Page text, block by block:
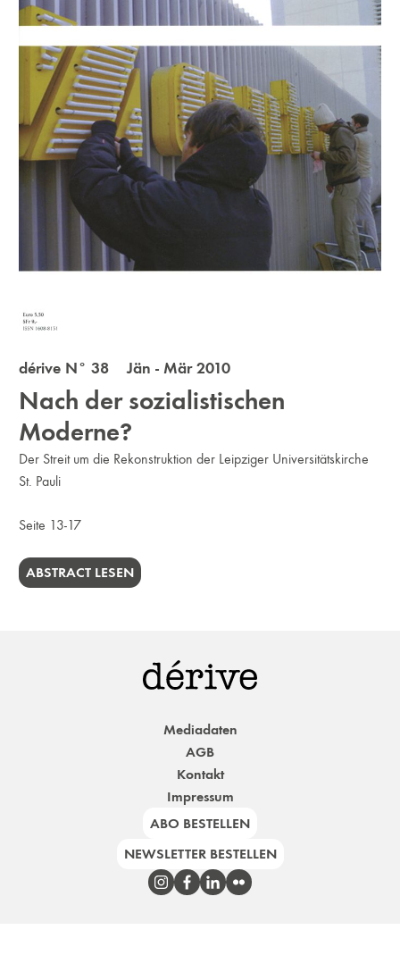
dérive N° 38 Jän - Mär 2010
Nach der sozialistischen
Moderne?
Der Streit um die Rekonstruktion der Leipziger Universitäts­kirche
St. Pauli
Seite 13-17
ABSTRACT LESEN
Mediadaten
AGB
Kontakt
Impressum
ABO BESTELLEN
NEWSLETTER BESTELLEN